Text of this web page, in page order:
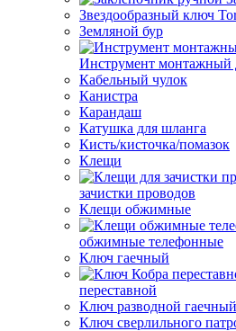
Звездообразный ключ
Земляной бур
Инструмент монтажный
Кабельный чулок
Канистра
Карандаш
Катушка для шланга
Кисть/кисточка/помазок
Клещи
зачистки проводов
Клещи обжимные
обжимные телефонные
Ключ гаечный
переставной
Ключ разводной гаечный
Ключ сверлильного